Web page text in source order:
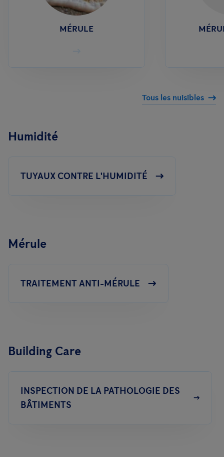
MÉRULE
Tous les nuisibles
Humidité
TUYAUX CONTRE L'HUMIDITÉ
Mérule
TRAITEMENT ANTI-MÉRULE
Building Care
INSPECTION DE LA PATHOLOGIE DES
BÂTIMENTS